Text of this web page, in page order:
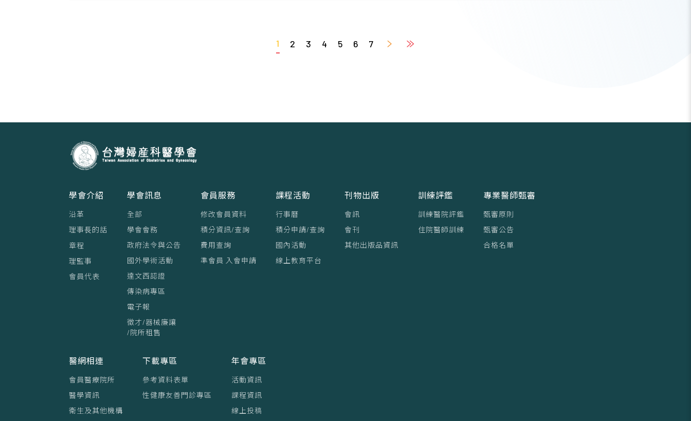
1 2 3 4 5 6 7
學會介紹
沿革
理事⻑的話
章程
理監事
會員代表
學會訊息
全部
學會會務
政府法令與公告
國外學術活動
達文西認證
傳染病專區
電子報
徵才/器械廉讓
/院所租售
會員服務
修改會員資料
積分資訊/查詢
費用查詢
準會員 入會申請
課程活動
行事曆
積分申請/查詢
國內活動
線上教育平台
刊物出版
會訊
會刊
其他出版品資訊
訓練評鑑
訓練醫院評鑑
住院醫師訓練
專業醫師甄審
甄審原則
甄審公告
合格名單
醫網相連
會員醫療院所
醫學資訊
衛生及其他機構
下載專區
參考資料表單
性健康友善門診專區
年會專區
活動資訊
課程資訊
線上投稿